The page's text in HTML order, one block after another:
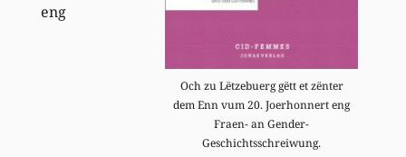
Och zu Lëtzebuerg gëtt et zënter
dem Enn vum 20. Joerhonnert eng
Fraen- an Gender-
Geschichtsschreiwung.
eng